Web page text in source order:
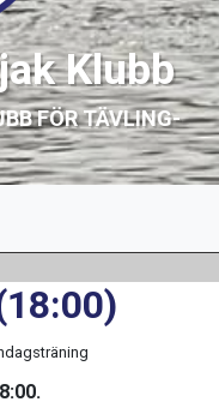
Klubb
FÖR TÄVLING-